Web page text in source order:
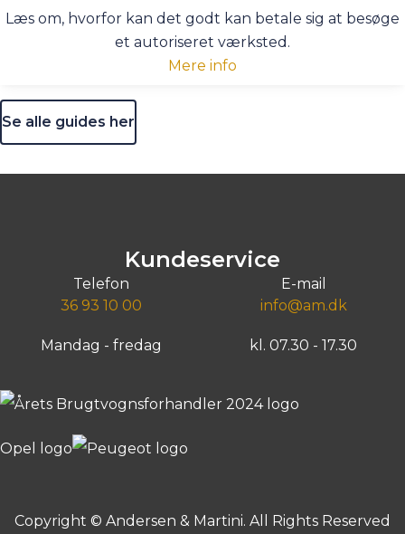
Læs om, hvorfor kan det godt kan betale sig at besøge
et autoriseret værksted.
Mere info
Se alle guides her
Kundeservice
Telefon
36 93 10 00
E-mail
info@am.dk
Mandag - fredag kl. 07.30 - 17.30
Copyright © Andersen & Martini. All Rights Reserved